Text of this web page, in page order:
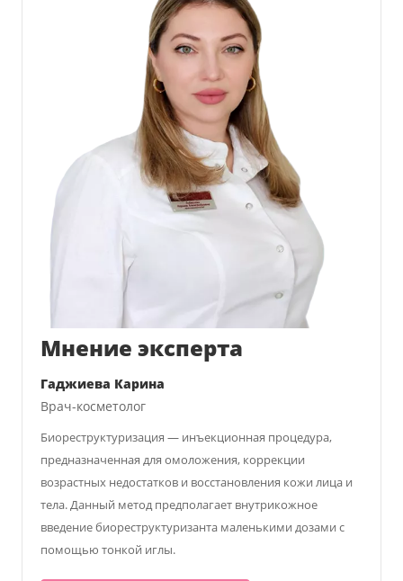
Мнение эксперта
Гаджиева Карина
Врач-косметолог
Биореструктуризация — инъекционная процедура,
предназначенная для омоложения, коррекции
возрастных недостатков и восстановления кожи лица и
тела. Данный метод предполагает внутрикожное
введение биореструктуризанта маленькими дозами с
помощью тонкой иглы.